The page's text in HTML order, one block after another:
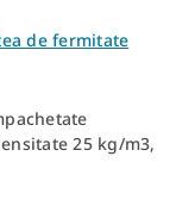
de fermitate
25 kg/m3,